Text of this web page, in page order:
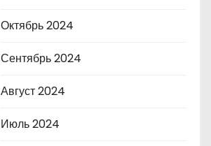
Октябрь 2024
Сентябрь 2024
Август 2024
Июль 2024